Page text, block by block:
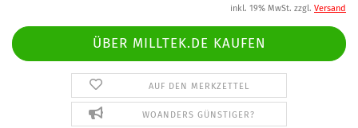
inkl. 19% MwSt. zzgl. Versand
ÜBER MILLTEK.DE KAUFEN
AUF DEN MERKZETTEL
WOANDERS GÜNSTIGER?